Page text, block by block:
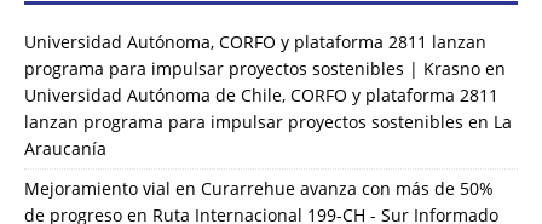
Universidad Autónoma, CORFO y plataforma 2811 lanzan
programa para impulsar proyectos sostenibles | Krasno en
Universidad Autónoma de Chile, CORFO y plataforma 2811
lanzan programa para impulsar proyectos sostenibles en La
Araucanía
Mejoramiento vial en Curarrehue avanza con más de 50%
de progreso en Ruta Internacional 199-CH - Sur Informado